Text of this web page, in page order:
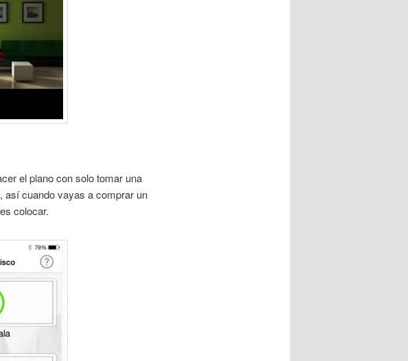
el plano con solo tomar una
así cuando vayas a comprar un
colocar.